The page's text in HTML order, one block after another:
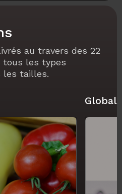
au travers des 22
tous les types
les tailles.